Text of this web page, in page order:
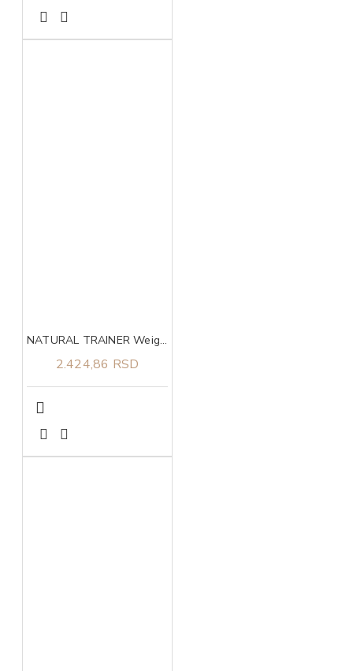
NATURAL TRAINER Weight care sa belim mesom za pse srednjih i velikih rasa 3kg
2.424,86 RSD